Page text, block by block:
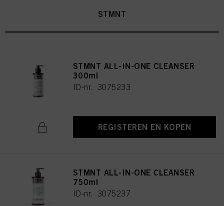
STMNT
STMNT ALL-IN-ONE CLEANSER
300ml
ID-nr. 3075233
REGISTEREN EN KOPEN
STMNT ALL-IN-ONE CLEANSER
750ml
ID-nr. 3075237